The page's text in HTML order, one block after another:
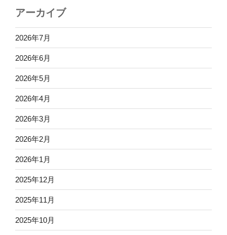
アーカイブ
2026年7月
2026年6月
2026年5月
2026年4月
2026年3月
2026年2月
2026年1月
2025年12月
2025年11月
2025年10月